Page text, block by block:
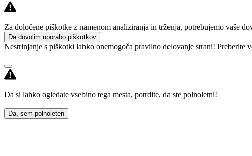
Za določene piškotke z namenom analiziranja in trženja, potrebujemo vaše
Da dovolim uporabo piškotkov
Nestrinjanje s piškotki lahko onemogoča pravilno delovanje strani! Preberite
Da si lahko ogledate vsebino tega mesta, potrdite, da ste polnoletni!
Da, sem polnoleten